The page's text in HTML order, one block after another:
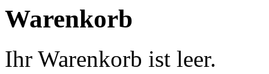
Warenkorb
Ihr Warenkorb ist leer.